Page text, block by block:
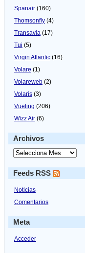
Spanair (160)
Thomsonfly (4)
Transavia (17)
Tui (5)
Virgin Atlantic (16)
Volare (1)
Volareweb (2)
Volaris (3)
Vueling (206)
Wizz Air (6)
Archivos
Feeds RSS
Noticias
Comentarios
Meta
Acceder